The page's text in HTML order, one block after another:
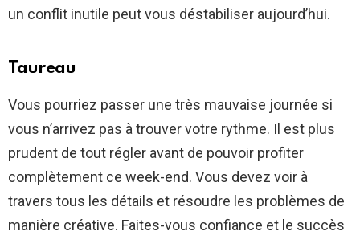
un conflit inutile peut vous déstabiliser aujourd’hui.
Taureau
Vous pourriez passer une très mauvaise journée si
vous n’arrivez pas à trouver votre rythme. Il est plus
prudent de tout régler avant de pouvoir profiter
complètement ce week-end. Vous devez voir à
travers tous les détails et résoudre les problèmes de
manière créative. Faites-vous confiance et le succès